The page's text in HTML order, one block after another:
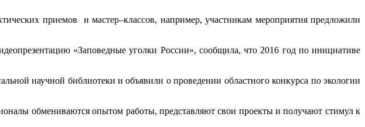
приемов и мастер–классов, например, участникам мероприятия предложили
«Заповедные уголки России», сообщила, что 2016 год по инициативе
научной библиотеки и объявили о проведении областного конкурса по экологии
обмениваются опытом работы, представляют свои проекты и получают стимул к